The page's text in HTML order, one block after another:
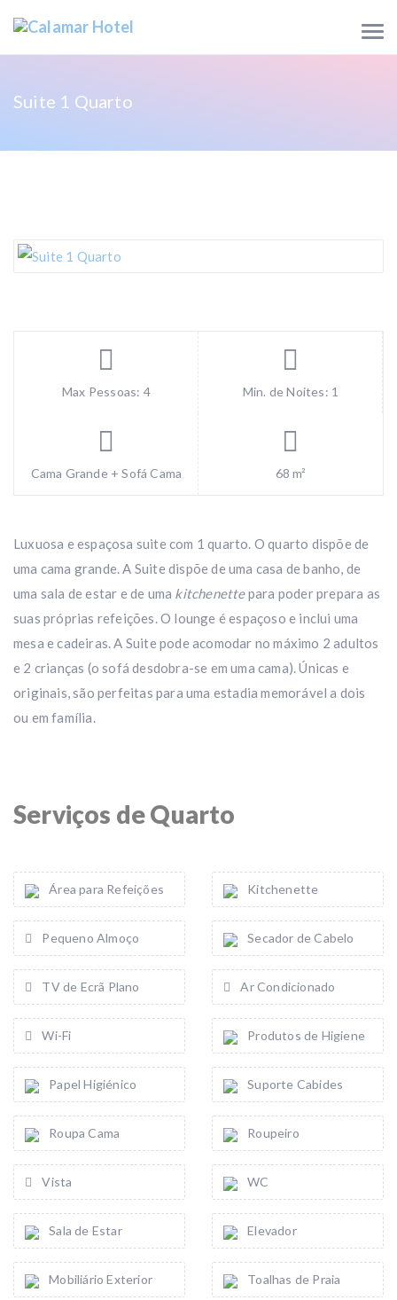
Suite 1 Quarto
Max Pessoas: 4 Min. de Noites: 1
Cama Grande + Sofá Cama 68 m²
Luxuosa e espaçosa suite com 1 quarto. O quarto dispõe de
uma cama grande. A Suite dispõe de uma casa de banho, de
uma sala de estar e de uma kitchenettepara poder prepara as
suas próprias refeições. O lounge é espaçoso e inclui uma
mesa e cadeiras. A Suite pode acomodar no máximo 2 adultos
e 2 crianças (o sofá desdobra-se em uma cama). Únicas e
originais, são perfeitas para uma estadia memorável a dois
ou em família.
Serviços de Quarto
Área para Refeições Kitchenette
Pequeno Almoço Secador de Cabelo
TV de Ecrã Plano Ar Condicionado
Wi-Fi Produtos de Higiene
Papel Higiénico Suporte Cabides
Roupa Cama Roupeiro
Vista WC
Sala de Estar Elevador
Mobiliário Exterior Toalhas de Praia